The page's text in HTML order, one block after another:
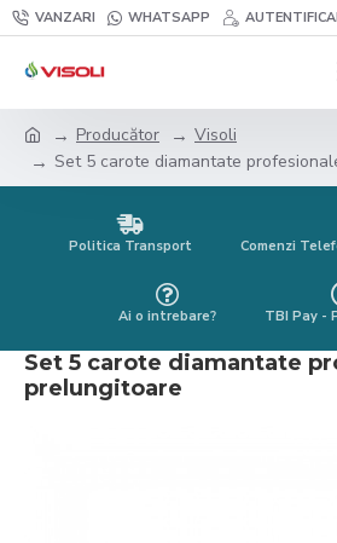
VANZARI WHATSAPP
Producător
Visoli
Set 5 carote diamantate
Politica Transport Comenzi
Ai o intrebare? TBI Pay -
Set 5 carote diamantate
prelungitoare